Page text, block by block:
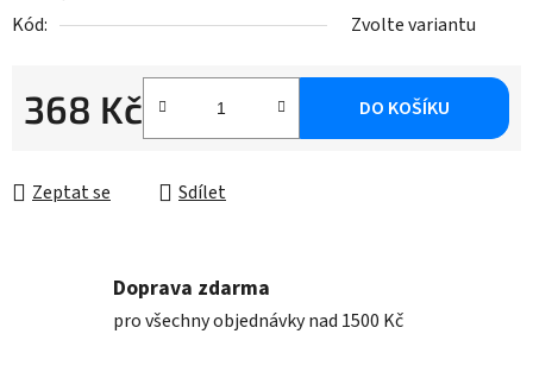
Kód:
Zvolte variantu
368 Kč DO KOŠÍKU
Zeptat se Sdílet
Doprava zdarma
pro všechny objednávky nad 1500 Kč